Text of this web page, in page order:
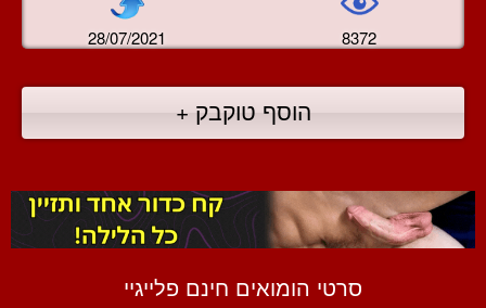
28/07/2021 8372
הוסף טוקבק +
סרטי הומואים חינם פלייגיי